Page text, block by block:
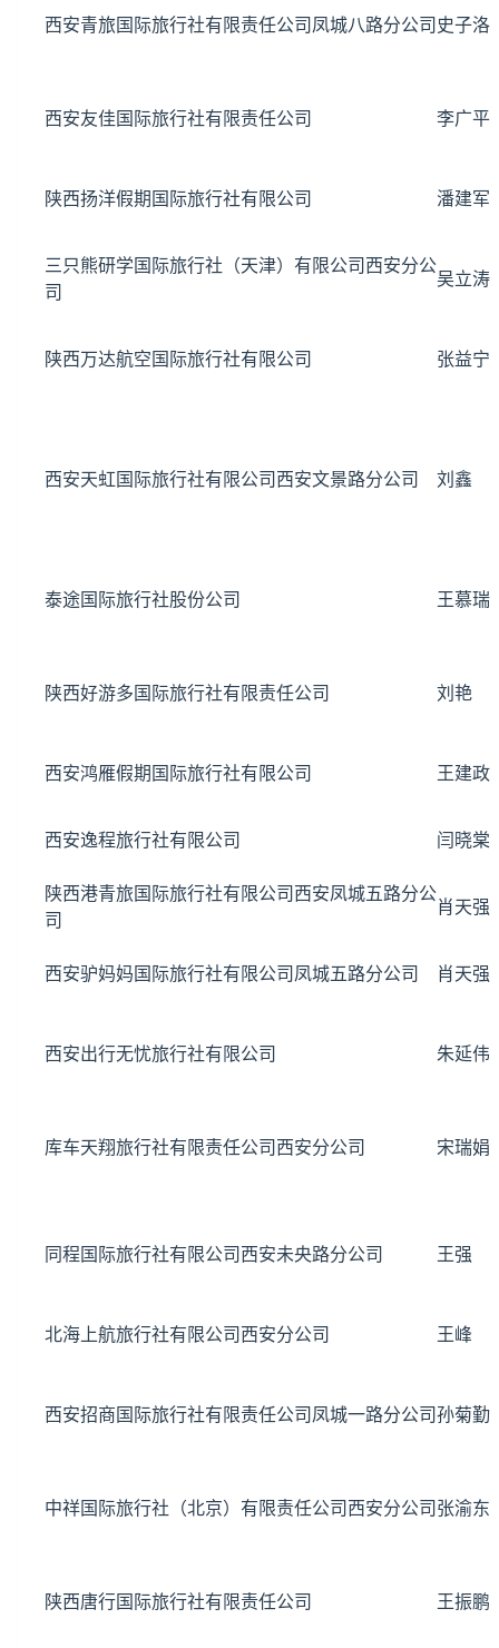
西安青旅国际旅行社有限责任公司凤城八路分公司 史子洛
西安友佳国际旅行社有限责任公司 李广平
陕西扬洋假期国际旅行社有限公司 潘建军
三只熊研学国际旅行社（天津）有限公司西安分公
司
吴立涛
陕西万达航空国际旅行社有限公司 张益宁
西安天虹国际旅行社有限公司西安文景路分公司 刘鑫
泰途国际旅行社股份公司 王慕瑞
陕西好游多国际旅行社有限责任公司 刘艳
西安鸿雁假期国际旅行社有限公司 王建政
西安逸程旅行社有限公司 闫晓棠
陕西港青旅国际旅行社有限公司西安凤城五路分公
司
肖天强
西安驴妈妈国际旅行社有限公司凤城五路分公司 肖天强
西安出行无忧旅行社有限公司 朱延伟
库车天翔旅行社有限责任公司西安分公司 宋瑞娟
同程国际旅行社有限公司西安未央路分公司 王强
北海上航旅行社有限公司西安分公司 王峰
西安招商国际旅行社有限责任公司凤城一路分公司孙菊勤
中祥国际旅行社（北京）有限责任公司西安分公司 张渝东
陕西唐行国际旅行社有限责任公司 王振鹏